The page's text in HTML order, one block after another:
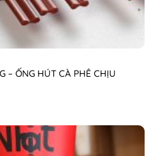
– ỐNG HÚT CÀ PHÊ CHỊU